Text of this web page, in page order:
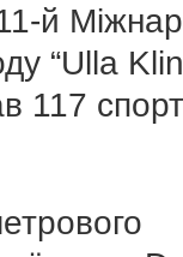
й
“Ulla
117